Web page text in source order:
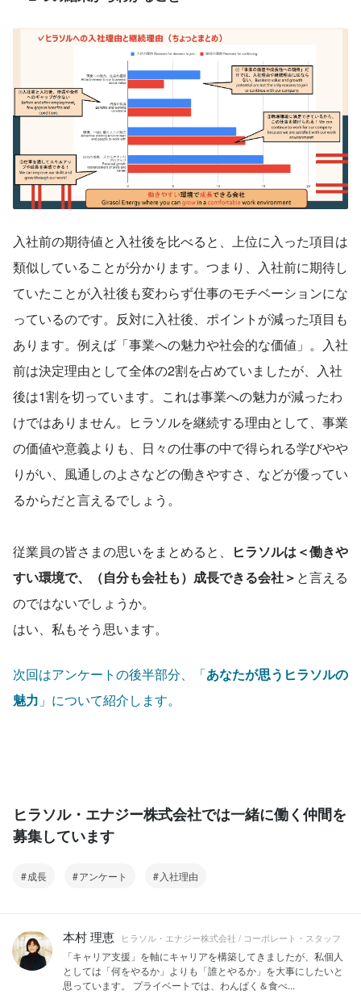
入社前の期待値と入社後を比べると、上位に入った項目は
類似していることが分かります。つまり、入社前に期待し
ていたことが入社後も変わらず仕事のモチベーションにな
っているのです。反対に入社後、ポイントが減った項目も
あります。例えば「事業への魅力や社会的な価値」。入社
前は決定理由として全体の2割を占めていましたが、入社
後は1割を切っています。これは事業への魅力が減ったわ
けではありません。ヒラソルを継続する理由として、事業
の価値や意義よりも、日々の仕事の中で得られる学びやや
りがい、風通しのよさなどの働きやすさ、などが優ってい
るからだと言えるでしょう。
従業員の皆さまの思いをまとめると、
ヒラソルは＜働きや
すい環境で、（自分も会社も）成長できる会社＞ と言える
のではないでしょうか。
はい、私もそう思います。
次回はアンケートの後半部分、「あなたが思うヒラソルの
魅力 」について紹介します。
ヒラソル・エナジー株式会社では一緒に働く仲間を
募集しています
成長 アンケート 入社理由
本村 理恵 ヒラソル・エナジー株式会社 / コーポレート・スタッフ
「キャリア支援」を軸にキャリアを構築してきましたが、私個人
としては「何をやるか」よりも「誰とやるか」を大事にしたいと
思っています。 プライベートでは、わんぱく＆食べ...